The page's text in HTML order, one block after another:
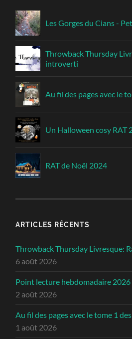
Les Gorges du Cians -
Throwback Thursday
introverti
Au fil des pages avec le
Un Halloween cosy RAT
RAT de Noël 2024
ARTICLES RÉCENTS
Throwback Thursday Livresque:
6 août 2026
Point lecture hebdomadaire
2 août 2026
Au fil des pages avec le tome 1
1 août 2026